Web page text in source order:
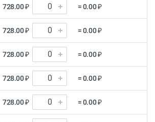
728.00 ₽ = 0.00 ₽
728.00 ₽ = 0.00 ₽
728.00 ₽ = 0.00 ₽
728.00 ₽ = 0.00 ₽
728.00 ₽ = 0.00 ₽